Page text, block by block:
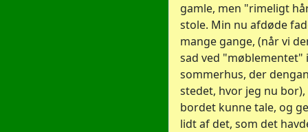
gamle, men "rimeligt
stole. Min nu afdøde
mange gange, (når vi
sad ved "møblementet"
sommerhus, der
stedet, hvor jeg nu
bordet kunne tale, og
lidt af det, som det